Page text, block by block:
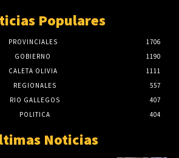
Populares
PROVINCIALES
1706
GOBIERNO
1190
CALETA OLIVIA
1111
REGIONALES
557
RIO GALLEGOS
407
POLITICA
404
Noticias